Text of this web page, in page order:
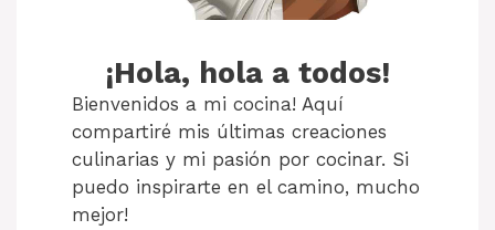
¡Hola, hola a todos!
Bienvenidos a mi cocina! Aquí
compartiré mis últimas creaciones
culinarias y mi pasión por cocinar. Si
puedo inspirarte en el camino, mucho
mejor!